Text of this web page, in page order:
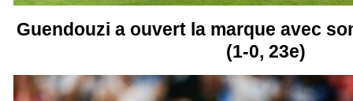
Guendouzi a ouvert la marque avec
(1-0, 23e)